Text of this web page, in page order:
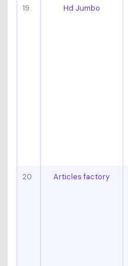
19. Hd Jumbo
20 Articles factory